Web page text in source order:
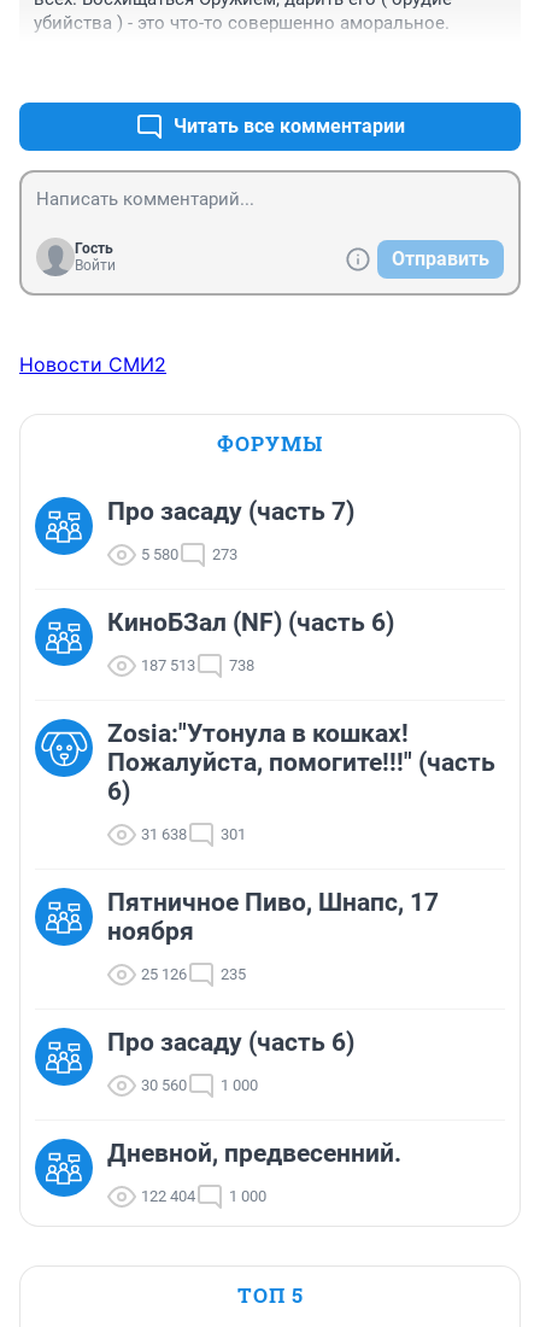
убийства ) - это что-то совершенно аморальное.
Читать все комментарии
Гость
Войти
Отправить
Новости СМИ2
ФОРУМЫ
Про засаду (часть 7)
5 580 273
КиноБЗал (NF) (часть 6)
187 513 738
Zosia:"Утонула в кошках!
Пожалуйста, помогите!!!" (часть
6)
31 638 301
Пятничное Пиво, Шнапс, 17
ноября
25 126 235
Про засаду (часть 6)
30 560 1 000
Дневной, предвесенний.
122 404 1 000
ТОП 5